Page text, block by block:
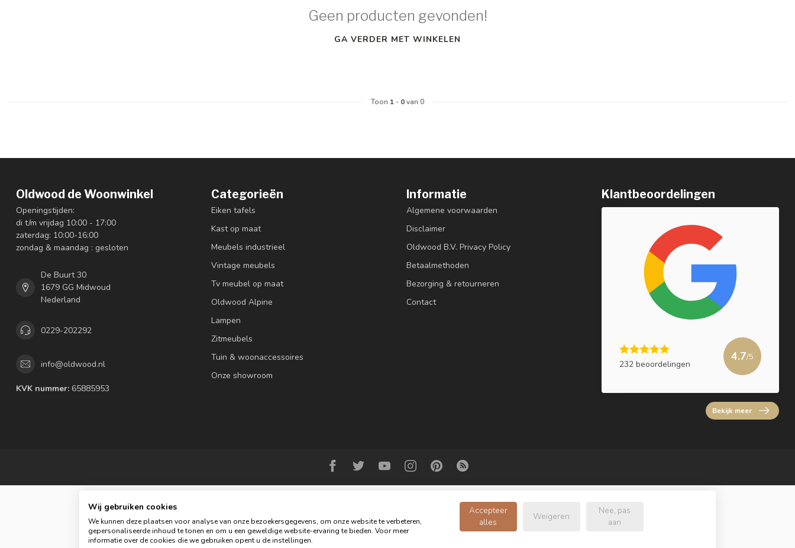
Geen producten gevonden!
GA VERDER MET WINKELEN
Toon 1 - 0van 0
Oldwood de Woonwinkel
Openingstijden:
di t/m vrijdag 10:00 - 17:00
zaterdag: 10:00-16:00
zondag & maandag : gesloten
De Buurt 30
1679 GG Midwoud
Nederland
0229-202292
info@oldwood.nl
KVK nummer: 65885953
Categorieën
Eiken tafels
Kast op maat
Meubels industrieel
Vintage meubels
Tv meubel op maat
Oldwood Alpine
Lampen
Zitmeubels
Tuin & woonaccessoires
Onze showroom
Informatie
Algemene voorwaarden
Disclaimer
Oldwood B.V. Privacy Policy
Betaalmethoden
Bezorging & retourneren
Contact
Klantbeoordelingen
232 beoordelingen
4.7/5
Bekijk meer
© Copyright 2026 Oldwood de Woonwinkel - Powered by
Wij gebruiken cookies
We kunnen deze plaatsen voor analyse van onze bezoekersgegevens, om onze website te verbeteren,
gepersonaliseerde inhoud te tonen en om u een geweldige website-ervaring te bieden. Voor meer
informatie over de cookies die we gebruiken opent u de instellingen.
Accepteer
alles
Weigeren
Nee, pas
aan